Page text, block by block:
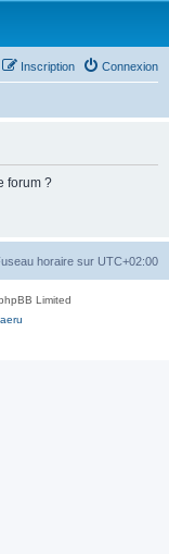
Connexion
Inscription
forum ?
horaire sur UTC+02:00
Limited